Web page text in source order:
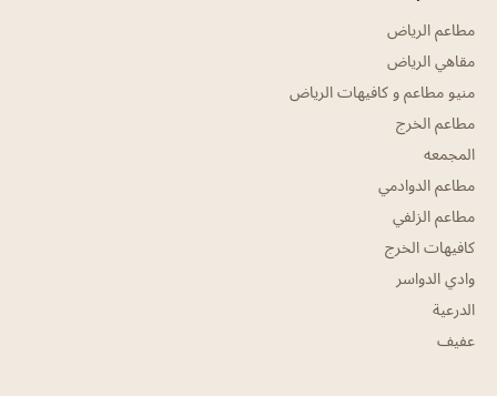
مطاعم الرياض
مقاهي الرياض
منيو مطاعم و كافيهات الرياض
مطاعم الخرج
المجمعه
مطاعم الدوادمي
مطاعم الزلفي
كافيهات الخرج
وادي الدواسر
الدرعية
عفيف